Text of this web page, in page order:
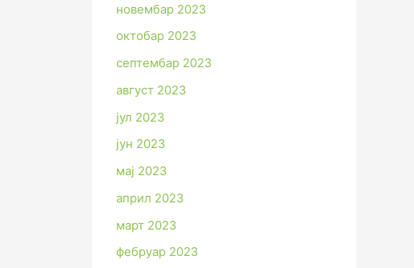
новембар 2023
октобар 2023
септембар 2023
август 2023
јул 2023
јун 2023
мај 2023
април 2023
март 2023
фебруар 2023